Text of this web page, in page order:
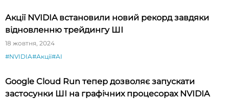
Акції NVIDIA встановили новий рекорд завдяки
відновленню трейдингу ШІ
18 жовтня, 2024
#NVIDIA#Акції#AI
Google Cloud Run тепер дозволяє запускати
застосунки ШІ на графічних процесорах NVIDIA